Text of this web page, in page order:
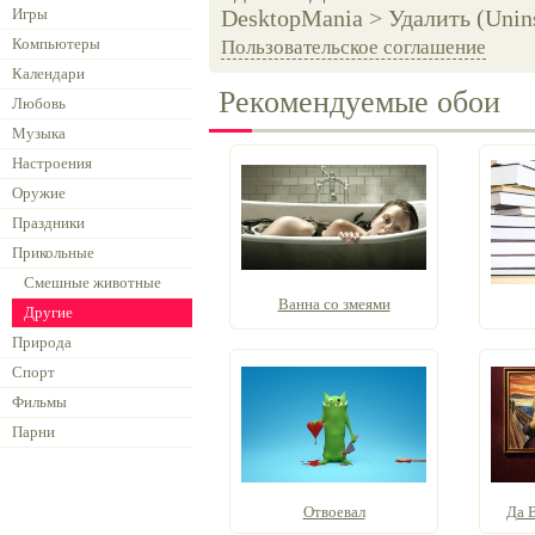
Игры
Компьютеры
Календари
Любовь
Музыка
Настроения
Оружие
Праздники
Прикольные
Смешные животные
Другие
Природа
Спорт
Фильмы
Парни
DesktopMania > Удалить
Пользовательское соглашение
Рекомендуемые обои
Ванна со змеями
Отвоевал Да